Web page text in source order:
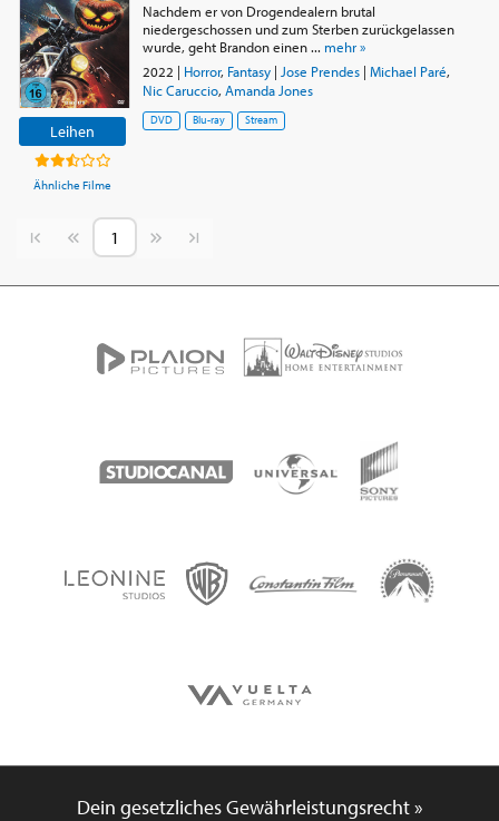
Leihen
Ähnliche Filme
Nachdem er von Drogendealern brutal
niedergeschossen und zum Sterben zurückgelassen
wurde, geht Brandon einen ... mehr »
2022 | Horror, Fantasy| Jose Prendes| Michael Paré,
Nic Caruccio, Amanda Jones
DVD Blu-ray Stream
Vorherige SeiteNächste Seite
Dein gesetzliches Gewährleistungsrecht »